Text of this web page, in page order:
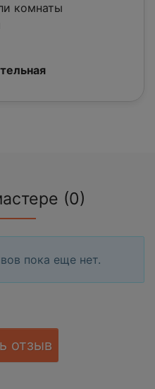
комнаты
(0)
пока еще нет.
отзыв